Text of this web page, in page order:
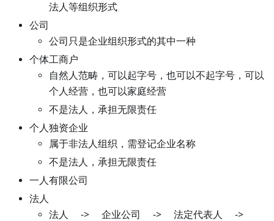
法人等组织形式
公司
公司只是企业组织形式的其中一种
个体工商户
自然人范畴，可以起字号，也可以不起字号，可以
个人经营，也可以家庭经营
不是法人，承担无限责任
个人独资企业
属于非法人组织，需登记企业名称
不是法人，承担无限责任
一人有限公司
法人
法人 -> 企业公司 -> 法定代表人 ->